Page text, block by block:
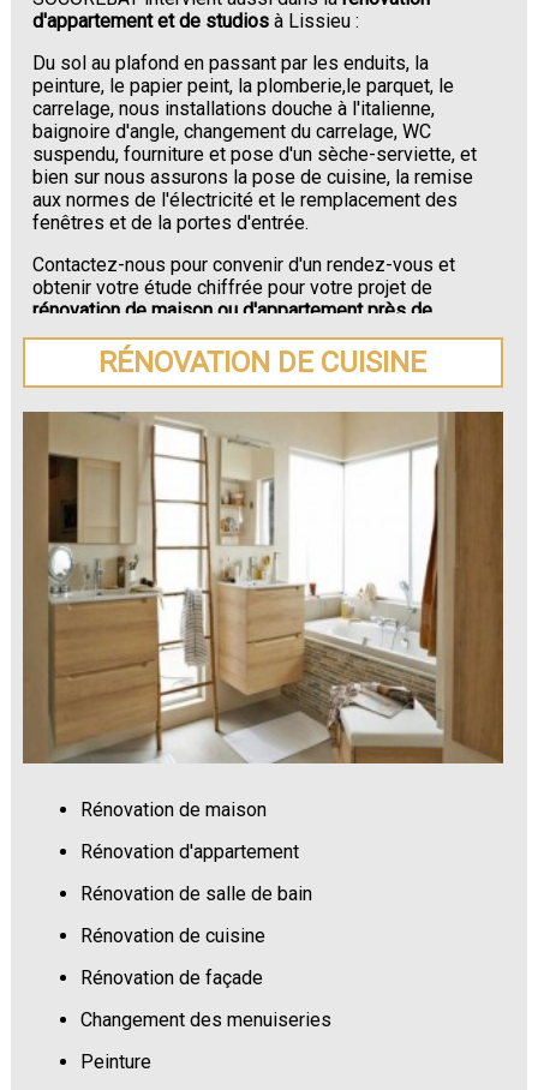
d'appartement et de studios à Lissieu :
Du sol au plafond en passant par les enduits, la
peinture, le papier peint, la plomberie,le parquet, le
carrelage, nous installations douche à l'italienne,
baignoire d'angle, changement du carrelage, WC
suspendu, fourniture et pose d'un sèche-serviette, et
bien sur nous assurons la pose de cuisine, la remise
aux normes de l'électricité et le remplacement des
fenêtres et de la portes d'entrée.
Contactez-nous pour convenir d'un rendez-vous et
obtenir votre étude chiffrée pour votre projet de
rénovation de maison ou d'appartement près de
Lissieu.
RÉNOVATION DE CUISINE
Rénovation de maison
Rénovation d'appartement
Rénovation de salle de bain
Rénovation de cuisine
Rénovation de façade
Changement des menuiseries
Peinture